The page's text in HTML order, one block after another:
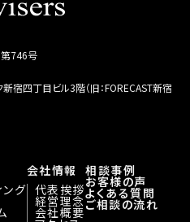
746号
宿四丁目ビル3階（旧：FORECAST新宿
グ
会社情報
代表挨拶
経営理念
会社概要
相談事例
お客様の声
よくある質問
ご相談の流れ